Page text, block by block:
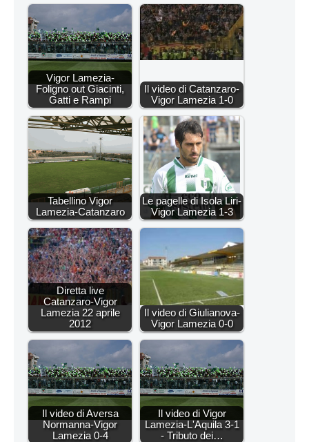
Vigor Lamezia-
Foligno out Giacinti,
Gatti e Rampi
Il video di Catanzaro-
Vigor Lamezia 1-0
Tabellino Vigor
Lamezia-Catanzaro
Le pagelle di Isola Liri-
Vigor Lamezia 1-3
Diretta live
Catanzaro-Vigor
Lamezia 22 aprile
2012
Il video di Giulianova-
Vigor Lamezia 0-0
Il video di Aversa
Normanna-Vigor
Lamezia 0-4
Il video di Vigor
Lamezia-L'Aquila 3-1
- Tributo dei…